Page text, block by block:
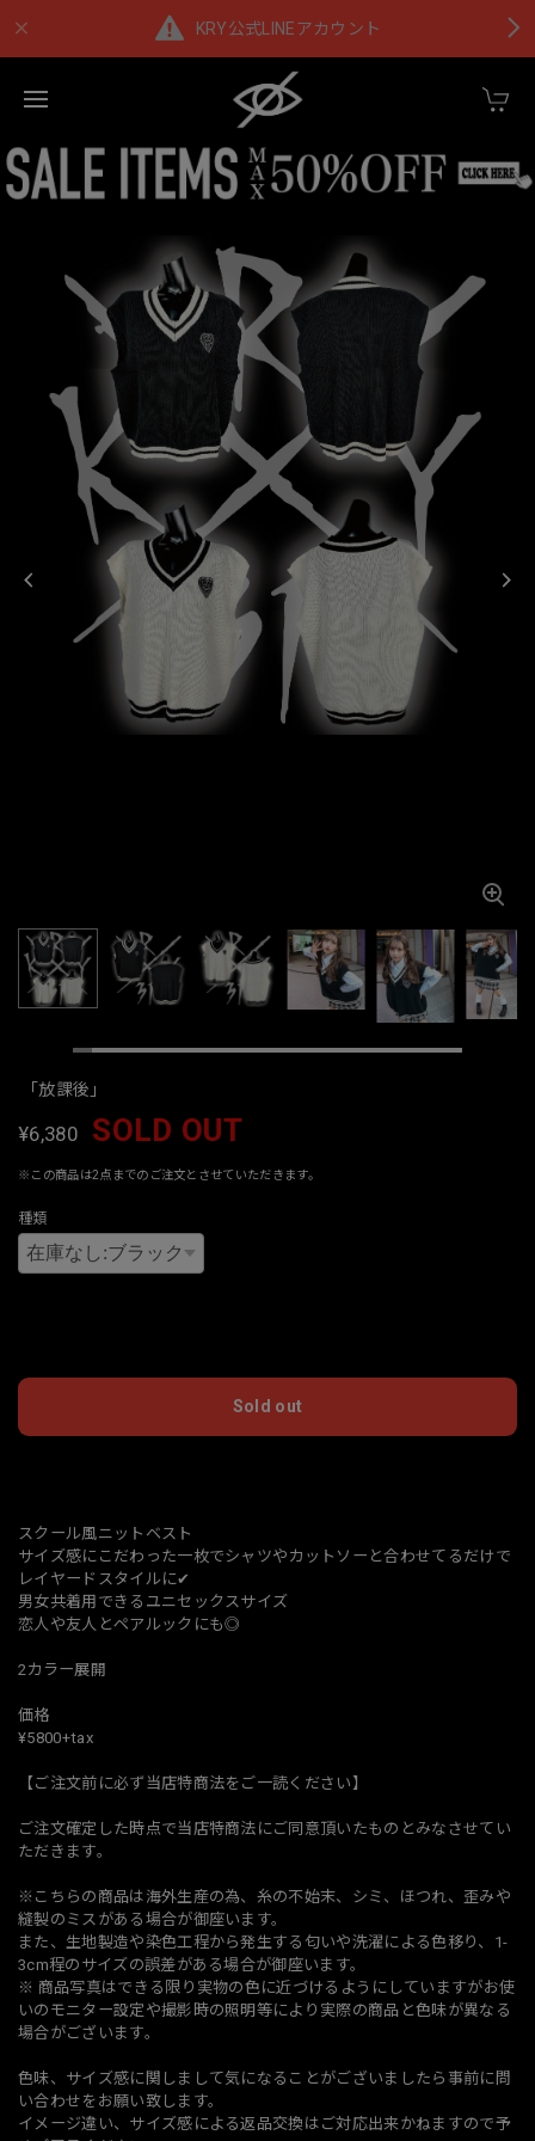
KRY公式LINEアカウント
「放課後」
¥6,380 SOLD OUT
※この商品は2点までのご注文とさせていただきます。
種類
Sold out
スクール風ニットベスト
サイズ感にこだわった一枚でシャツやカットソーと合わせてるだけで
レイヤードスタイルに✔︎
男女共着用できるユニセックスサイズ
恋人や友人とペアルックにも◎
2カラー展開
価格
¥5800+tax
【ご注文前に必ず当店特商法をご一読ください】
ご注文確定した時点で当店特商法にご同意頂いたものとみなさせてい
ただきます。
※こちらの商品は海外生産の為、糸の不始末、シミ、ほつれ、歪みや
縫製のミスがある場合が御座います。
また、生地製造や染色工程から発生する匂いや洗濯による色移り、1-
3cm程のサイズの誤差がある場合が御座います。
※ 商品写真はできる限り実物の色に近づけるようにしていますがお使
いのモニター設定や撮影時の照明等により実際の商品と色味が異なる
場合がございます。
色味、サイズ感に関しまして気になることがございましたら事前に問
い合わせをお願い致します。
イメージ違い、サイズ感による返品交換はご対応出来かねますので予